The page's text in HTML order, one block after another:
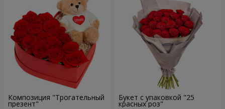
Композиция "Трогательный
презент"
Букет с упаковкой "25
красных роз"